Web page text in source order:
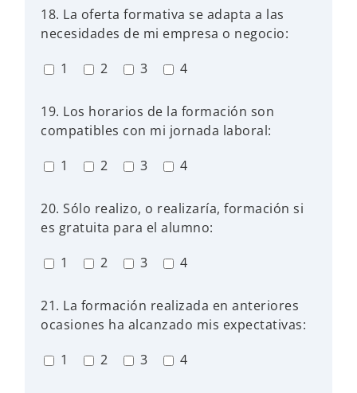
18. La oferta formativa se adapta a las
necesidades de mi empresa o negocio:
1
2 3 4
19. Los horarios de la formación son
compatibles con mi jornada laboral:
1
2 3 4
20. Sólo realizo, o realizaría, formación si
es gratuita para el alumno:
1
2 3 4
21. La formación realizada en anteriores
ocasiones ha alcanzado mis expectativas:
1
2 3 4